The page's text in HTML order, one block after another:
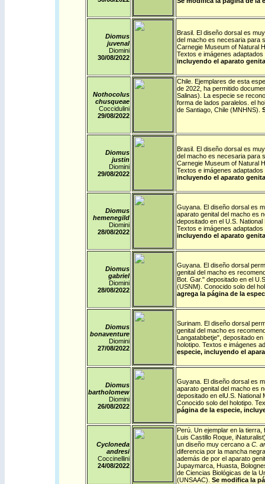
Diomus
juvenal
Diomini
30/08/2022
Brasil. El diseño dorsal es
del macho es necesaria para
Carnegie Museum of Natural
Textos e imágenes
incluyendo el aparato
Nothocolus
chusqueae
Coccidulini
29/08/2022
Chile. Ejemplares de esta
de 2022, ha permitido
Salinas). La especie se
forma de lados paralelos. el
de Santiago, Chile (MNHNS).
Diomus
justin
Diomini
29/08/2022
Brasil. El diseño dorsal es
del macho es necesaria para
Carnegie Museum of Natural
Textos e imágenes
incluyendo el aparato
Diomus
hemenegild
Diomini
28/08/2022
Guyana. El diseño dorsal es
aparato genital del macho es
depositado en el U.S.
Textos e imágenes
incluyendo el aparato
Diomus
gabriel
Diomini
28/08/2022
Guyana. El diseño dorsal
genital del macho es
Bot. Gar." depositado en el
(USNM). Conocido solo del
agrega la página de la
Diomus
bonaventure
Diomini
27/08/2022
Surinam. El diseño dorsal
genital del macho es
Langatabbetje", depositado
holotipo. Textos e imágenes
especie, incluyendo el
Diomus
bartholomew
Diomini
26/08/2022
Guyana. El diseño dorsal es
aparato genital del macho es
depositado en elU.S. National
Conocido solo del holotipo.
página de la especie,
Cycloneda
andresi
Coccinellini
24/08/2022
Perú. Un ejemplar en la tierra,
Luis Castillo Roque, iNaturalist
un diseño muy cercano a C.
diferencia por la mancha
además de por el aparato
Jupaymarca, Huasta,
de Ciencias Biológicas de la
(UNSAAC). Se modifica la